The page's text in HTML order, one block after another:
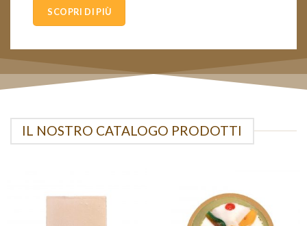
SCOPRI DI PIÙ
IL NOSTRO CATALOGO PRODOTTI